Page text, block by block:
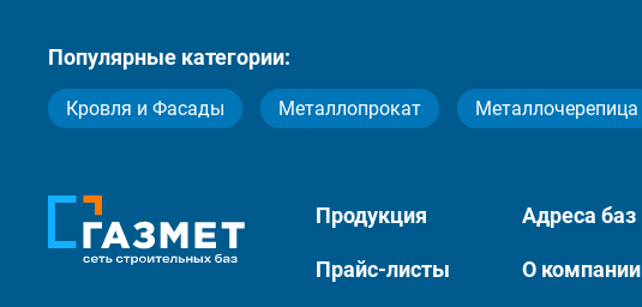
Популярные категории:
Кровля и Фасады Металлопрокат Металлочерепица
Продукция Адреса баз
Прайс-листы О компании